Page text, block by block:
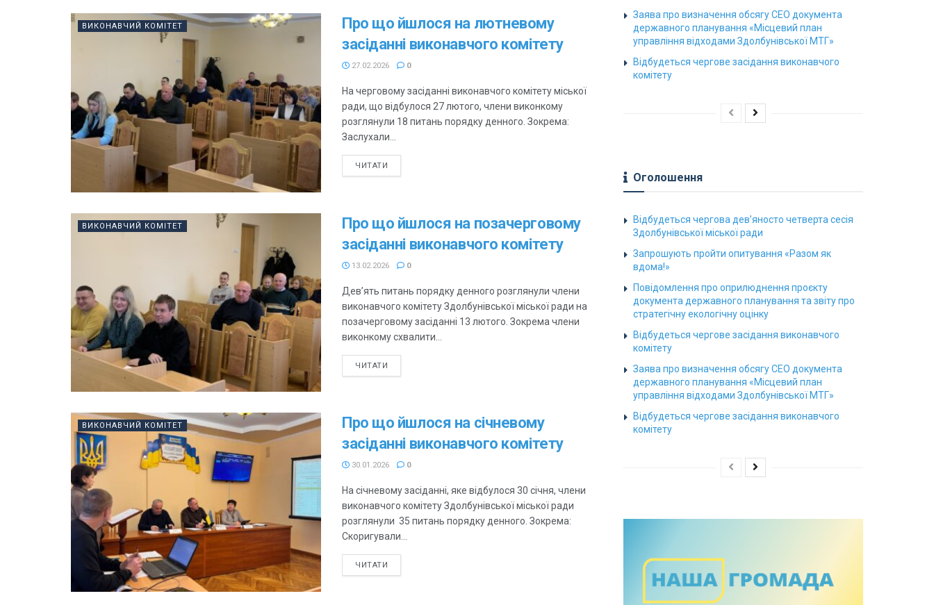
ВИКОНАВЧИЙ КОМІТЕТ
Про що йшлося на лютневому
засіданні виконавчого комітету
27.02.2026 0
На черговому засіданні виконавчого комітету міської
ради, що відбулося 27 лютого, члени виконкому
розглянули 18 питань порядку денного. Зокрема:
Заслухали...
ЧИТАТИ
ВИКОНАВЧИЙ КОМІТЕТ
Про що йшлося на позачерговому
засіданні виконавчого комітету
13.02.2026 0
Дев’ять питань порядку денного розглянули члени
виконавчого комітету Здолбунівської міської ради на
позачерговому засіданні 13 лютого. Зокрема члени
виконкому схвалити...
ЧИТАТИ
ВИКОНАВЧИЙ КОМІТЕТ
Про що йшлося на січневому
засіданні виконавчого комітету
30.01.2026 0
На січневому засіданні, яке відбулося 30 січня, члени
виконавчого комітету Здолбунівської міської ради
розглянули 35 питань порядку денного. Зокрема:
Скоригували...
ЧИТАТИ
Заява про визначення обсягу СЕО документа
державного планування «Місцевий план
управління відходами Здолбунівської МТГ»
Відбудеться чергове засідання виконавчого
комітету
Оголошення
Відбудеться чергова дев’яносто четверта сесія
Здолбунівської міської ради
Запрошують пройти опитування «Разом як
вдома!»
Повідомлення про оприлюднення проєкту
документа державного планування та звіту про
стратегічну екологічну оцінку
Відбудеться чергове засідання виконавчого
комітету
Заява про визначення обсягу СЕО документа
державного планування «Місцевий план
управління відходами Здолбунівської МТГ»
Відбудеться чергове засідання виконавчого
комітету